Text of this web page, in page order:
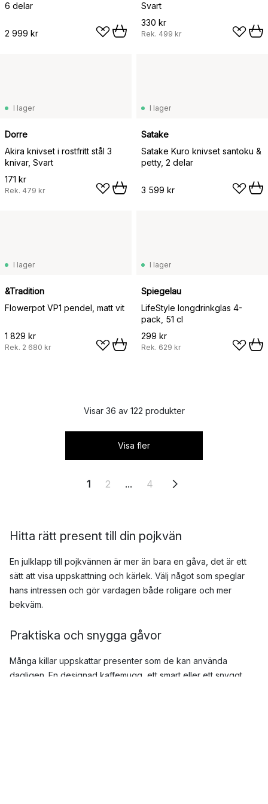
6 delar
2 999 kr
Svart
330 kr
Rek. 499 kr
I lager
Dorre
Akira knivset i rostfritt stål 3
knivar, Svart
171 kr
Rek. 479 kr
I lager
Satake
Satake Kuro knivset santoku &
petty, 2 delar
3 599 kr
I lager
&Tradition
Flowerpot VP1 pendel, matt vit
1 829 kr
Rek. 2 680 kr
I lager
Spiegelau
LifeStyle longdrinkglas 4-
pack, 51 cl
299 kr
Rek. 629 kr
Visar 36 av 122 produkter
Visa fler
1 2 ... 4
Hitta rätt present till din pojkvän
En julklapp till pojkvännen är mer än bara en gåva, det är ett
sätt att visa uppskattning och kärlek. Välj något som speglar
hans intressen och gör vardagen både roligare och mer
bekväm.
Praktiska och snygga gåvor
Många killar uppskattar presenter som de kan använda
dagligen. En designad kaffemugg, ett smart eller ett snyggt